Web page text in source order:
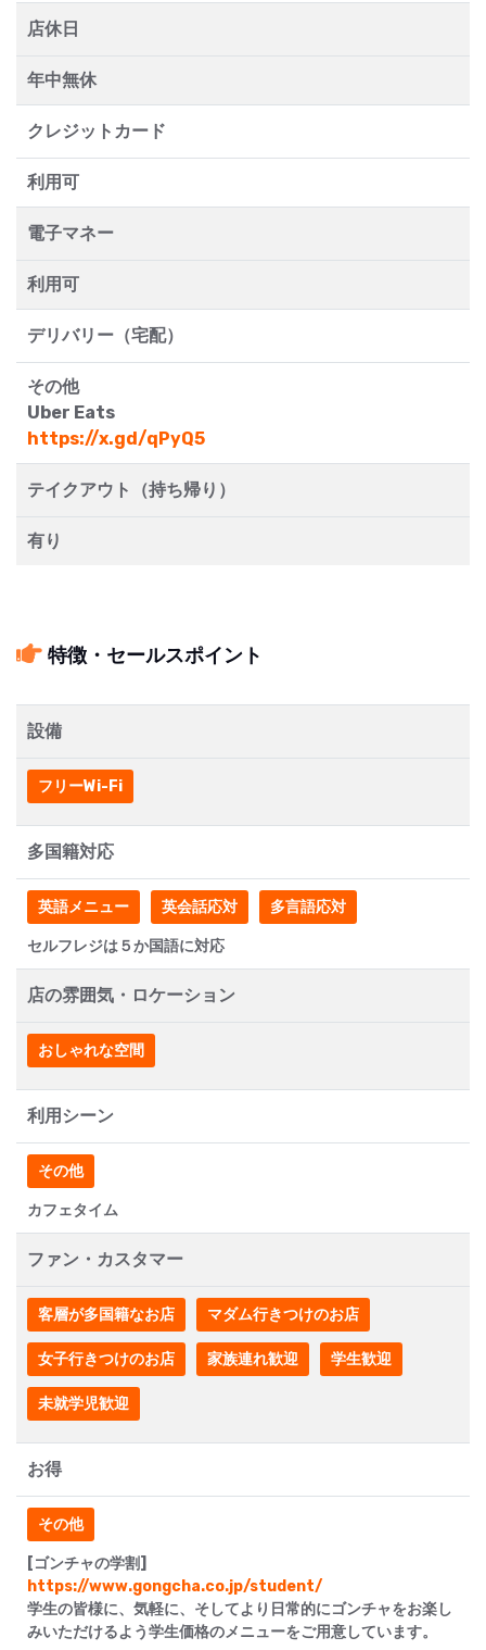
店休日
年中無休
クレジットカード
利用可
電子マネー
利用可
デリバリー（宅配）
その他
Uber Eats
https://x.gd/qPyQ5
テイクアウト（持ち帰り）
有り
特徴・セールスポイント
設備
フリーWi-Fi
多国籍対応
英語メニュー 英会話応対 多言語応対
セルフレジは５か国語に対応
店の雰囲気・ロケーション
おしゃれな空間
利用シーン
その他
カフェタイム
ファン・カスタマー
客層が多国籍なお店 マダム行きつけのお店
女子行きつけのお店 家族連れ歓迎 学生歓迎
未就学児歓迎
お得
その他
[ゴンチャの学割]
https://www.gongcha.co.jp/student/
学生の皆様に、気軽に、そしてより日常的にゴンチャをお楽し
みいただけるよう学生価格のメニューをご用意しています。